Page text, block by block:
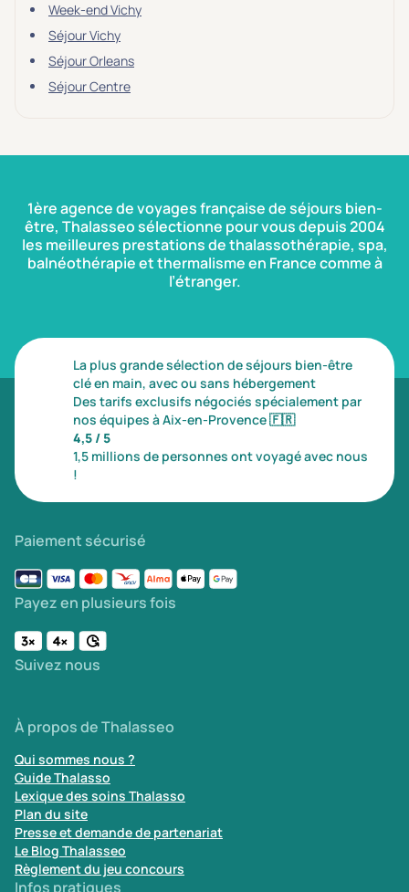
Week-end Vichy
Séjour Vichy
Séjour Orleans
Séjour Centre
1ère agence de voyages française de séjours bien-
être, Thalasseo sélectionne pour vous depuis 2004
les meilleures prestations de thalassothérapie, spa,
balnéothérapie et thermalisme en France comme à
l’étranger.
La plus grande sélection de séjours bien-être
clé en main, avec ou sans hébergement
Des tarifs exclusifs négociés spécialement par
nos équipes à Aix-en-Provence🇫🇷
4,5 / 5
1,5 millions de personnes ont voyagé avec nous
!
Paiement sécurisé
Payez en plusieurs fois
Suivez nous
À propos de Thalasseo
Qui sommes nous ?
Guide Thalasso
Lexique des soins Thalasso
Plan du site
Presse et demande de partenariat
Le Blog Thalasseo
Règlement du jeu concours
Infos pratiques